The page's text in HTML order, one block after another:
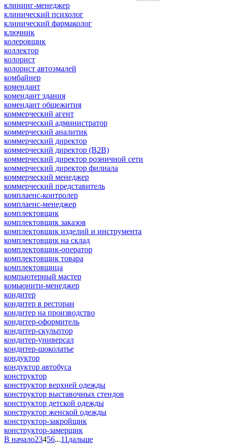
клининг-менеджер
клинический психолог
клинический фармаколог
ключник
колеровщик
коллектор
колорист
колорист автоэмалей
комбайнер
комендант
комендант здания
комендант общежития
коммерческий агент
коммерческий администратор
коммерческий аналитик
коммерческий директор
коммерческий директор (B2B)
коммерческий директор розничной сети
коммерческий директор филиала
коммерческий менеджер
коммерческий представитель
комплаенс-контролер
комплаенс-менеджер
комплектовщик
комплектовщик заказов
комплектовщик изделий и инструмента
комплектовщик на склад
комплектовщик-оператор
комплектовщик товара
комплектовщица
компьютерный мастер
комьюнити-менеджер
кондитер
кондитер в ресторан
кондитер на производство
кондитер-оформитель
кондитер-скульптор
кондитер-универсал
кондитер-шоколатье
кондуктор
кондуктор автобуса
конструктор
конструктор верхней одежды
конструктор выставочных стендов
конструктор детской одежды
конструктор женской одежды
конструктор-закройщик
конструктор-замерщик
В начало23456...11 дальше